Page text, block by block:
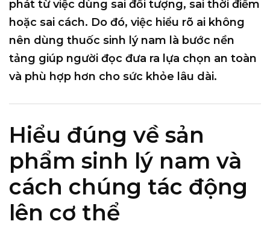
phát từ việc dùng sai đối tượng, sai thời điểm
hoặc sai cách. Do đó, việc hiểu rõ ai không
nên dùng thuốc sinh lý nam là bước nền
tảng giúp người đọc đưa ra lựa chọn an toàn
và phù hợp hơn cho sức khỏe lâu dài.
Hiểu đúng về sản
phẩm sinh lý nam và
cách chúng tác động
lên cơ thể